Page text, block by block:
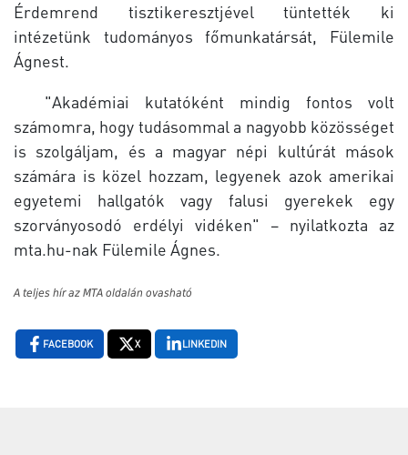
Érdemrend tisztikeresztjével tüntették ki
intézetünk tudományos főmunkatársát, Fülemile
Ágnest.
"Akadémiai kutatóként mindig fontos volt
számomra, hogy tudásommal a nagyobb közösséget
is szolgáljam, és a magyar népi kultúrát mások
számára is közel hozzam, legyenek azok amerikai
egyetemi hallgatók vagy falusi gyerekek egy
szorványosodó erdélyi vidéken" – nyilatkozta az
mta.hu-nak Fülemile Ágnes.
A teljes hír az MTA oldalán ovasható
FACEBOOK X LINKEDIN